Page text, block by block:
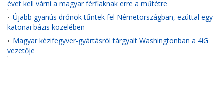
évet kell várni a magyar férfiaknak erre a műtétre
• Újabb gyanús drónok tűntek fel Németországban, ezúttal egy
katonai bázis közelében
• Magyar kézifegyver-gyártásról tárgyalt Washingtonban a 4iG
vezetője